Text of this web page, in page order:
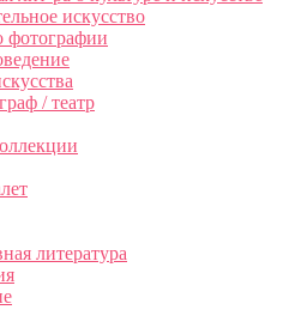
искусство
фотографии
/ театр
литература